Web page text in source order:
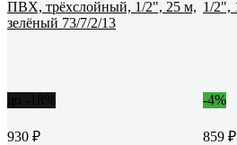
930 ₽
-4%
859 ₽